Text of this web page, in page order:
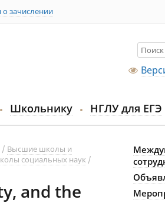
зачислении
Школьнику НГЛУ для ЕГЭ
Высшие школы и
социальных наук
and the